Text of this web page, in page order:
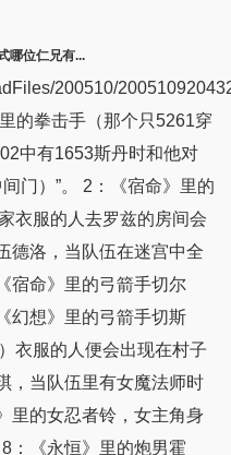
哪位仁兄有...
200510/
的拳击手（那个只5261穿
中有1653斯丹时和他对
门）”。 2：《宿命》里的
衣服的人去罗兹的房间会
德洛，当队伍在迷宫中全
宿命》里的弓箭手切尔
幻想》里的弓箭手切斯
衣服的人便会出现在村子
，当队伍里有女魔法师时
里的女忍者铃，女主角身
：《永恒》里的炮男霍